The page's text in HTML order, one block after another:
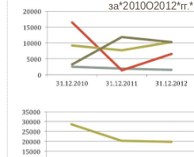
за*2010O2012*гг.*